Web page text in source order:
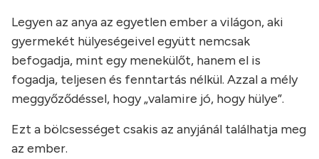
Legyen az anya az egyetlen ember a világon, aki
gyermekét hülyeségeivel együtt nemcsak
befogadja, mint egy menekülőt, hanem el is
fogadja, teljesen és fenntartás nélkül. Azzal a mély
meggyőződéssel, hogy „valamire jó, hogy hülye”.
Ezt a bölcsességet csakis az anyjánál találhatja meg
az ember.